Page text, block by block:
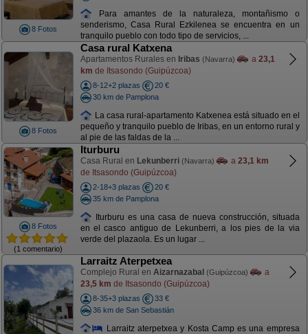
8 Fotos
Para amantes de la naturaleza, montañismo o
senderismo, Casa Rural Ezkilenea se encuentra en un
tranquilo pueblo con todo tipo de servicios, ...
8 Fotos
Casa rural Katxena
Apartamentos Rurales en Iribas (Navarra) a 23,1
km de Itsasondo (Guipúzcoa)
8-12+2 plazas
20 €
30 km de Pamplona
La casa rural-apartamento Katxenea está situado en el
pequeño y tranquilo pueblo de Iribas, en un entorno rural y
al pie de las faldas de la ...
8 Fotos
(1 comentario)
Iturburu
Casa Rural en Lekunberri (Navarra) a 23,1 km
de Itsasondo (Guipúzcoa)
2-18+3 plazas
20 €
35 km de Pamplona
Iturburu es una casa de nueva construcción, situada
en el casco antiguo de Lekunberri, a los pies de la via
verde del plazaola. Es un lugar ...
Larraitz Aterpetxea
Complejo Rural en Aizarnazabal (Guipúzcoa)
a
23,5 km de Itsasondo (Guipúzcoa)
8-35+3 plazas
33 €
36 km de San Sebastián
Larraitz aterpetxea y Kosta Camp es una empresa